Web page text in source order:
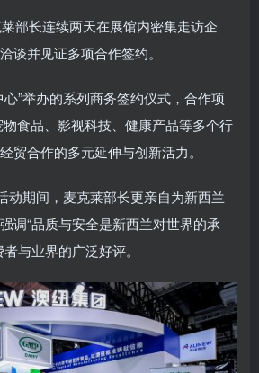
部长连续两天在展馆内密集走访企
谈并见证多项合作签约。
”举办的系列商务签约仪式，合作项
食品、影视科技、健康产品等多个行
贸合作的多元延伸与创新活力。
动期间，麦克莱部长更亲自为新西兰
调“品质与安全是新西兰对世界的承
与业界的广泛好评。